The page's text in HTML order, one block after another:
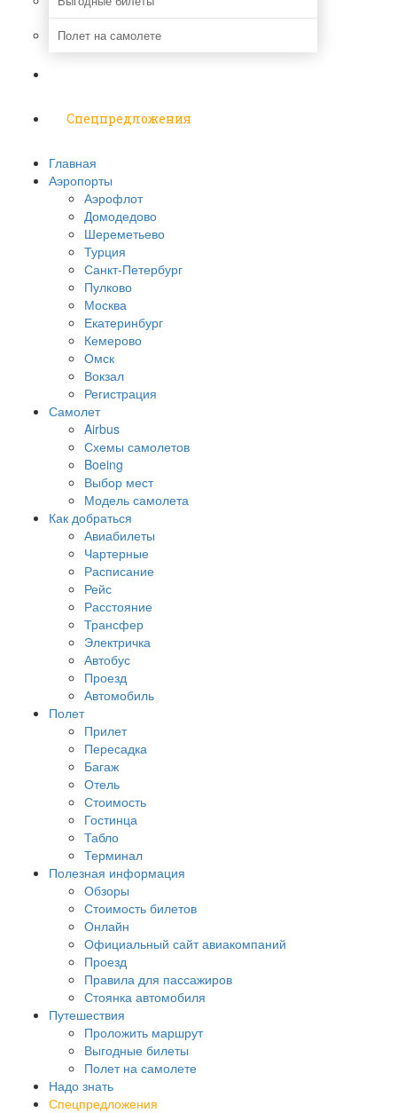
Полет на самолете
Спецпредложения
Главная
Аэропорты
Аэрофлот
Домодедово
Шереметьево
Турция
Санкт-Петербург
Пулково
Москва
Екатеринбург
Кемерово
Омск
Вокзал
Регистрация
Самолет
Airbus
Схемы самолетов
Boeing
Выбор мест
Модель самолета
Как добраться
Авиабилеты
Чартерные
Расписание
Рейс
Расстояние
Трансфер
Электричка
Автобус
Проезд
Автомобиль
Полет
Прилет
Пересадка
Багаж
Отель
Стоимость
Гостинца
Табло
Терминал
Полезная информация
Обзоры
Стоимость билетов
Онлайн
Официальный сайт авиакомпаний
Проезд
Правила для пассажиров
Стоянка автомобиля
Путешествия
Проложить маршрут
Выгодные билеты
Полет на самолете
Надо знать
Спецпредложения